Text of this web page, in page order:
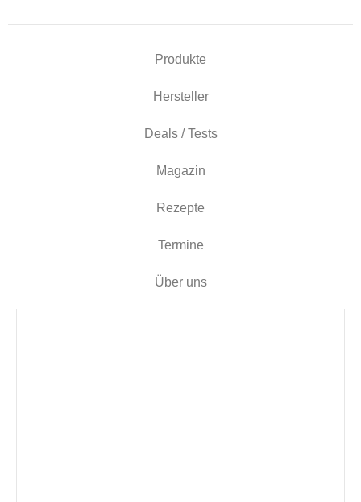
Produkte
Hersteller
Deals / Tests
Magazin
Rezepte
Termine
Über uns